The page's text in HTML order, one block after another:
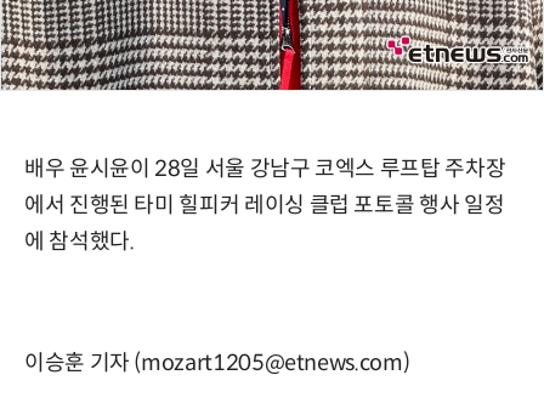
배우 윤시윤이 28일 서울 강남구 코엑스 루프탑 주차장
에서 진행된 타미 힐피커 레이싱 클럽 포토콜 행사 일정
에 참석했다.
이승훈 기자 (mozart1205@etnews.com)